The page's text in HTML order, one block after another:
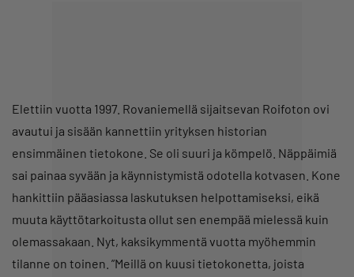
Elettiin vuotta 1997. Rovaniemellä sijaitsevan Roifoton ovi
avautui ja sisään kannettiin yrityksen historian
ensimmäinen tietokone. Se oli suuri ja kömpelö. Näppäimiä
sai painaa syvään ja käynnistymistä odotella kotvasen. Kone
hankittiin pääasiassa laskutuksen helpottamiseksi, eikä
muuta käyttötarkoitusta ollut sen enempää mielessä kuin
olemassakaan. Nyt, kaksikymmentä vuotta myöhemmin
tilanne on toinen. ”Meillä on kuusi tietokonetta, joista